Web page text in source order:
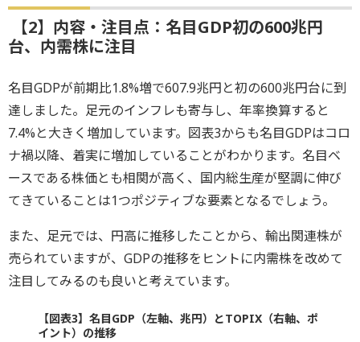
【2】内容・注目点：名目GDP初の600兆円
台、内需株に注目
名目GDPが前期比1.8%増で607.9兆円と初の600兆円台に到
達しました。足元のインフレも寄与し、年率換算すると
7.4%と大きく増加しています。図表3からも名目GDPはコロ
ナ禍以降、着実に増加していることがわかります。名目ベ
ースである株価とも相関が高く、国内総生産が堅調に伸び
てきていることは1つポジティブな要素となるでしょう。
また、足元では、円高に推移したことから、輸出関連株が
売られていますが、GDPの推移をヒントに内需株を改めて
注目してみるのも良いと考えています。
【図表3】名目GDP（左軸、兆円）とTOPIX（右軸、ポ
イント）の推移